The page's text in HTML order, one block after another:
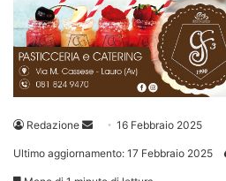
Redazione
Invia 16 Febbraio 2025
Ultimo aggiornamento: 17 Febbraio 2025